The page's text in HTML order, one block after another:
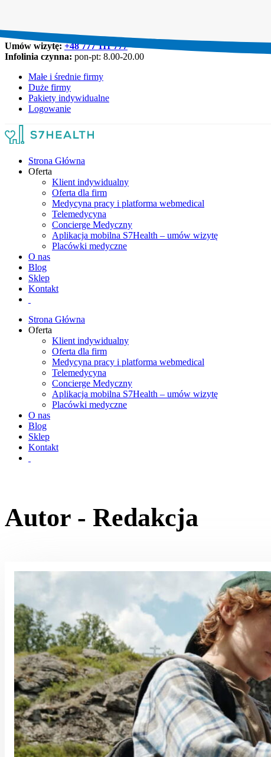
Umów wizytę:+48 777 111 777
Infolinia czynna: pon-pt: 8.00-20.00
Małe i średnie firmy
Duże firmy
Pakiety indywidualne
Logowanie
Strona Główna
Oferta
Klient indywidualny
Oferta dla firm
Medycyna pracy i platforma webmedical
Telemedycyna
Concierge Medyczny
Aplikacja mobilna S7Health – umów wizytę
Placówki medyczne
O nas
Blog
Sklep
Kontakt
Strona Główna
Oferta
Klient indywidualny
Oferta dla firm
Medycyna pracy i platforma webmedical
Telemedycyna
Concierge Medyczny
Aplikacja mobilna S7Health – umów wizytę
Placówki medyczne
O nas
Blog
Sklep
Kontakt
Autor - Redakcja